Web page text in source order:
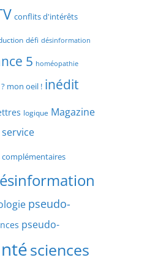
conflits d'intérêts
défi désinformation
5 homéopathie
mon oeil ! inédit
logique Magazine
complémentaires
pseudo-
pseudo-
sciences